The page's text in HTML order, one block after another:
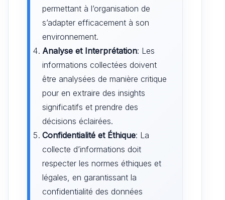
permettant à l’organisation de
s’adapter efficacement à son
environnement.
Analyse et Interprétation: Les
informations collectées doivent
être analysées de manière critique
pour en extraire des insights
significatifs et prendre des
décisions éclairées.
Confidentialité et Éthique: La
collecte d’informations doit
respecter les normes éthiques et
légales, en garantissant la
confidentialité des données